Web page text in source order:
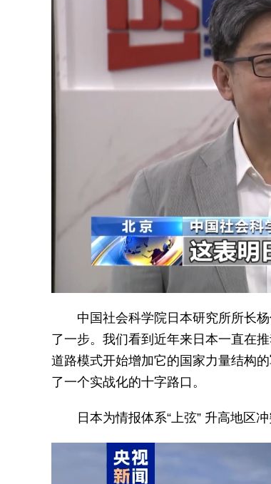
中国社会科学院日本研究所所长
了一步。我们看到近年来日本一直在
道路模式开始增加它的国家力量结构
了一个实战化的十字路口。
日本为情报体系“上弦” 升高地区